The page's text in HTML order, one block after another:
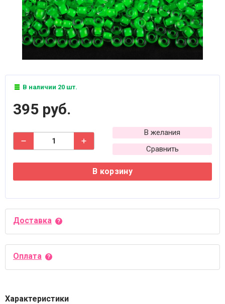
В наличии 20 шт.
395 руб.
В желания
Сравнить
В корзину
Доставка
Оплата
Характеристики